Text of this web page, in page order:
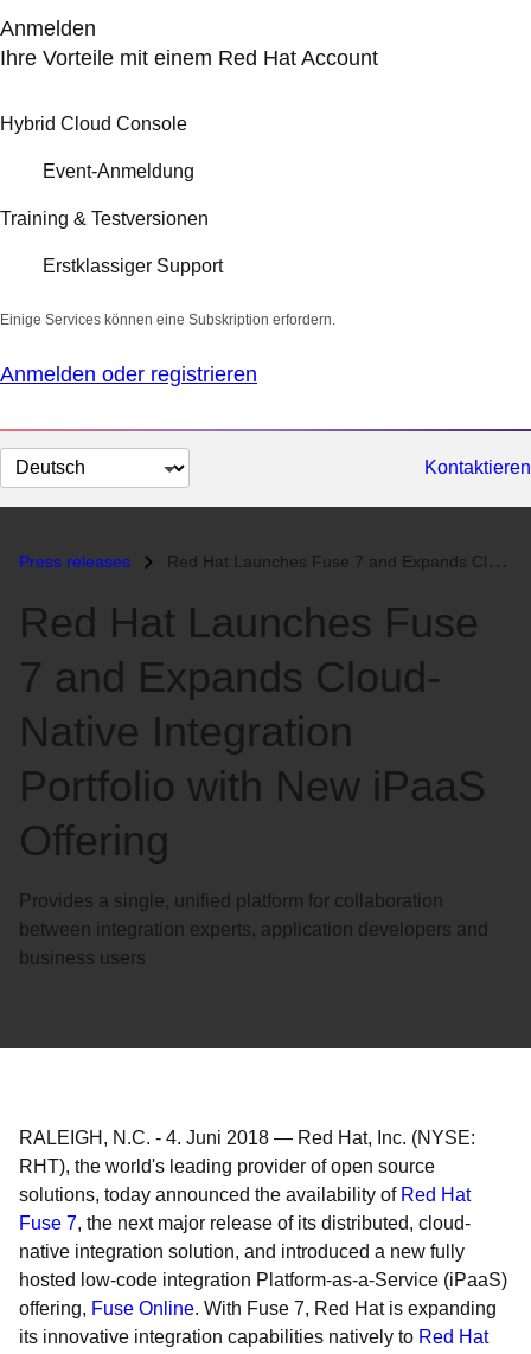
Anmelden
Ihre Vorteile mit einem Red Hat Account
Hybrid Cloud Console
Event-Anmeldung
Training & Testversionen
Erstklassiger Support
Einige Services können eine Subskription erfordern.
Anmelden oder registrieren
Sprache
auswählen
Kontaktieren
Press releases Red Hat Launches Fuse 7 and Expands Cloud-Native Integration Portfolio...
Red Hat Launches Fuse
7 and Expands Cloud-
Native Integration
Portfolio with New iPaaS
Offering
Provides a single, unified platform for collaboration
between integration experts, application developers and
business users
RALEIGH, N.C. - 4. Juni 2018 — Red Hat, Inc. (NYSE:
RHT), the world's leading provider of open source
solutions, today announced the availability of Red Hat
Fuse 7, the next major release of its distributed, cloud-
native integration solution, and introduced a new fully
hosted low-code integration Platform-as-a-Service (iPaaS)
offering, Fuse Online. With Fuse 7, Red Hat is expanding
its innovative integration capabilities natively to Red Hat